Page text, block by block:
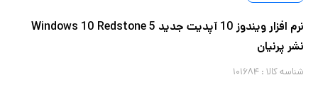
نرم افزار ویندوز 10 آپدیت جدید Windows 10 Redstone 5
نشر پرنیان
شناسه کالا : ۱۰۱۶۸۴